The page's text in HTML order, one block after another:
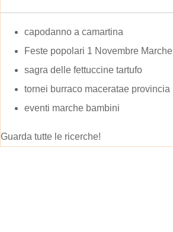
capodanno a camartina
Feste popolari 1 Novembre Marche
sagra delle fettuccine tartufo
tornei burraco maceratae provincia
eventi marche bambini
Guarda tutte le ricerche!